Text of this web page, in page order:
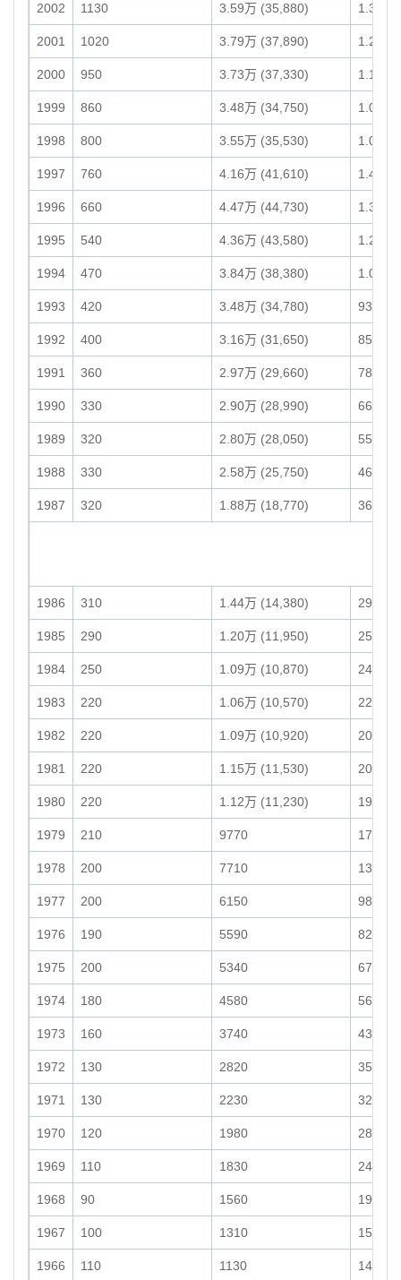
2002 1130 3.59万 (35,880) 1.33万
2001 1020 3.79万 (37,890) 1.24万
2000 950 3.73万 (37,330) 1.15万
1999 860 3.48万 (34,750) 1.08万
1998 800 3.55万 (35,530) 1.07万
1997 760 4.16万 (41,610) 1.40万
1996 660 4.47万 (44,730) 1.38万
1995 540 4.36万 (43,580) 1.22万
1994 470 3.84万 (38,380) 1.04万
1993 420 3.48万 (34,780) 9310
1992 400 3.16万 (31,650) 8580
1991 360 2.97万 (29,660) 7810
1990 330 2.90万 (28,990) 6660
1989 320 2.80万 (28,050) 5550
1988 330 2.58万 (25,750) 4660
1987 320 1.88万 (18,770) 3630
1986 310 1.44万 (14,380) 2930
1985 290 1.20万 (11,950) 2540
1984 250 1.09万 (10,870) 2400
1983 220 1.06万 (10,570) 2220
1982 220 1.09万 (10,920) 2090
1981 220 1.15万 (11,530) 2070
1980 220 1.12万 (11,230) 1910
1979 210 9770 1710
1978 200 7710 1300
1977 200 6150 980
1976 190 5590 820
1975 200 5340 670
1974 180 4580 560
1973 160 3740 430
1972 130 2820 350
1971 130 2230 320
1970 120 1980 280
1969 110 1830 240
1968 90 1560 190
1967 100 1310 150
1966 110 1130 140